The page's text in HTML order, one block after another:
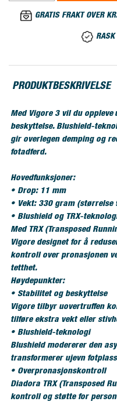
GRATIS FRAKT OVER
RASK
PRODUKTBESKRIVELSE
Med Vigore 3 vil du
beskyttelse. Blushield-
gir overlegen demping og
fotadferd.
Hovedfunksjoner:
• Drop: 11 mm
• Vekt: 330 gram (størrelse
• Blushield og TRX-
Med TRX (Transposed
Vigore designet for å
kontroll over pronasjonen
tetthet.
Høydepunkter:
• Stabilitet og beskyttelse
Vigore tilbyr uovertruffen
tilføre ekstra vekt eller
• Blushield-teknologi
Blushield modererer den
transformerer ujevn
• Overpronasjonskontroll
Diadora TRX (Transposed
kontroll og støtte for